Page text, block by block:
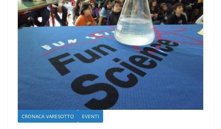
CRONACA VARESOTTO EVENTI